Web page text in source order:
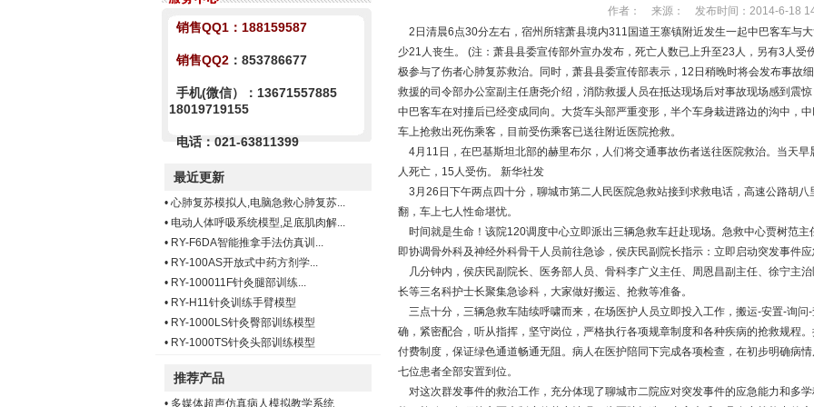
销售QQ1： 188159587
销售QQ2 ：853786677
手机(微信）：13671557885
18019719155
电话：021-63811399
最近更新
• 心肺复苏模拟人,电脑急救心肺复苏...
• 电动人体呼吸系统模型,足底肌肉解...
• RY-F6DA智能推拿手法仿真训...
• RY-100AS开放式中药方剂学...
• RY-100011F针灸腿部训练...
• RY-H11针灸训练手臂模型
• RY-1000LS针灸臀部训练模型
• RY-1000TS针灸头部训练模型
推荐产品
• 多媒体超声仿真病人模拟教学系统
作者： 来源： 发布时间：2014-6-18
2日清晨6点30分左右，宿州所辖萧县境内311国道王寨镇附近发生一起中巴客车与
少21人丧生。 (注：萧县县委宣传部外宣办发布，死亡人数已上升至23人，另有3人
极参与了伤者心肺复苏救治。同时，萧县县委宣传部表示，12日稍晚时将会发布事故
救援的司令部办公室副主任唐尧介绍，消防救援人员在抵达现场后对事故现场感到震
中巴客车在对撞后已经变成同向。大货车头部严重变形，半个车身栽进路边的沟中，
车上抢救出死伤乘客，目前受伤乘客已送往附近医院抢救。
4月11日，在巴基斯坦北部的赫里布尔，人们将交通事故伤者送往医院救治。当天
人死亡，15人受伤。 新华社发
3月26日下午两点四十分，聊城市第二人民医院急救站接到求救电话，高速公路胡
翻，车上七人性命堪忧。
时间就是生命！该院120调度中心立即派出三辆急救车赶赴现场。急救中心贾树范
即协调骨外科及神经外科骨干人员前往急诊，侯庆民副院长指示：立即启动突发事件
几分钟内，侯庆民副院长、医务部人员、骨科李广义主任、周恩昌副主任、徐宁主
长等三名科护士长聚集急诊科，大家做好搬运、抢救等准备。
三点十分，三辆急救车陆续呼啸而来，在场医护人员立即投入工作，搬运-安置-询
确，紧密配合，听从指挥，坚守岗位，严格执行各项规章制度和各种疾病的抢救规程
付费制度，保证绿色通道畅通无阻。病人在医护陪同下完成各项检查，在初步明确病
七位患者全部安置到位。
对这次群发事件的救治工作，充分体现了聊城市二院应对突发事件的应急能力和多